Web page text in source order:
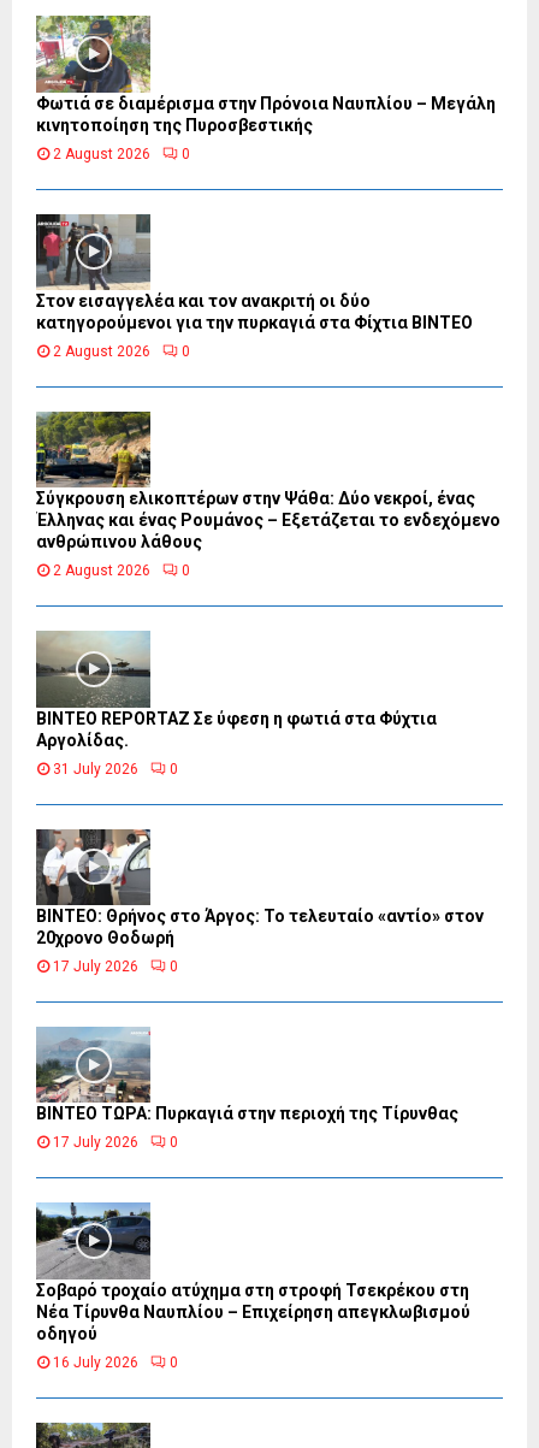
Φωτιά σε διαμέρισμα στην Πρόνοια Ναυπλίου – Μεγάλη
κινητοποίηση της Πυροσβεστικής
2 August 2026 0
Στον εισαγγελέα και τον ανακριτή οι δύο
κατηγορούμενοι για την πυρκαγιά στα Φίχτια ΒΙΝΤΕΟ
2 August 2026 0
Σύγκρουση ελικοπτέρων στην Ψάθα: Δύο νεκροί, ένας
Έλληνας και ένας Ρουμάνος – Εξετάζεται το ενδεχόμενο
ανθρώπινου λάθους
2 August 2026 0
BINTEO REPORTAZ Σε ύφεση η φωτιά στα Φύχτια
Αργολίδας.
31 July 2026 0
ΒΙΝΤΕΟ: Θρήνος στο Άργος: Το τελευταίο «αντίο» στον
20χρονο Θοδωρή
17 July 2026 0
ΒΙΝΤΕΟ ΤΩΡΑ: Πυρκαγιά στην περιοχή της Τίρυνθας
17 July 2026 0
Σοβαρό τροχαίο ατύχημα στη στροφή Τσεκρέκου στη
Νέα Τίρυνθα Ναυπλίου – Επιχείρηση απεγκλωβισμού
οδηγού
16 July 2026 0